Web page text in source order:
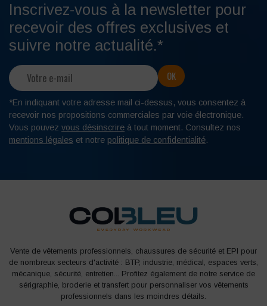
Inscrivez-vous à la newsletter pour
recevoir des offres exclusives et
suivre notre actualité.*
*En indiquant votre adresse mail ci-dessus, vous consentez à
recevoir nos propositions commerciales par voie électronique.
Vous pouvez vous désinscrire à tout moment. Consultez nos
mentions légales et notre politique de confidentialité.
Vente de vêtements professionnels, chaussures de sécurité et EPI pour
de nombreux secteurs d'activité : BTP, industrie, médical, espaces verts,
mécanique, sécurité, entretien... Profitez également de notre service de
sérigraphie, broderie et transfert pour personnaliser vos vêtements
professionnels dans les moindres détails.